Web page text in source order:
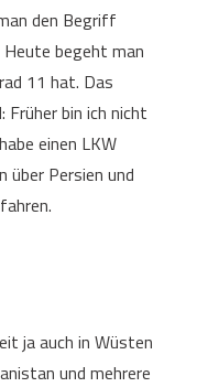
den Begriff
begeht man
11 hat. Das
Früher bin ich nicht
einen LKW
Persien und
ja auch in Wüsten
und mehrere